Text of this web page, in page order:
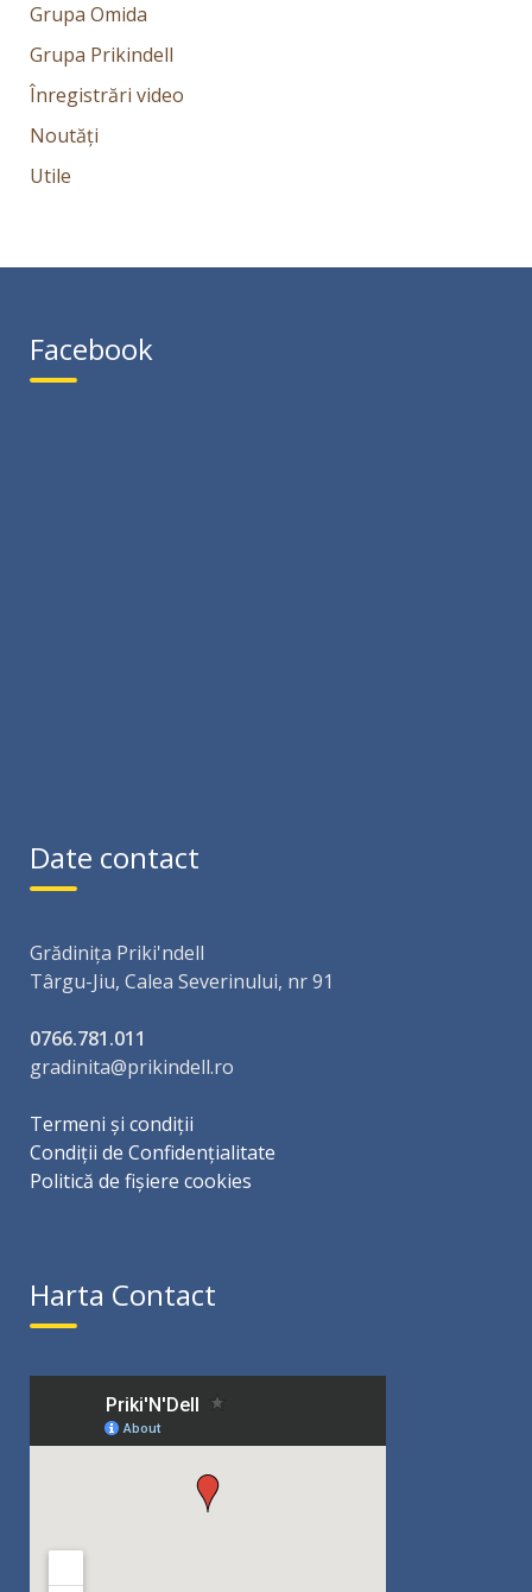
Grupa Omida
Grupa Prikindell
Înregistrări video
Noutăți
Utile
Facebook
Date contact
Grădinița Priki'ndell
Târgu-Jiu, Calea Severinului, nr 91
0766.781.011
gradinita@prikindell.ro
Termeni și condiții
Condiții de Confidențialitate
Politică de fișiere cookies
Harta Contact